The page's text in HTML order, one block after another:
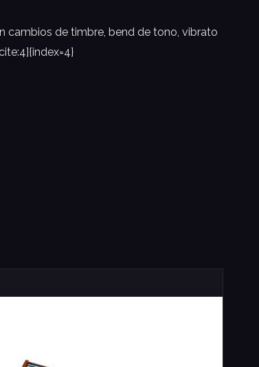
cambios de timbre, bend de tono, vibrato